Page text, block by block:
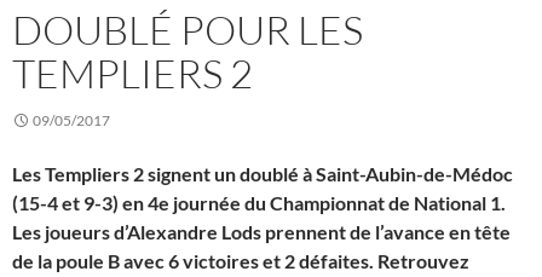
DOUBLÉ POUR LES
TEMPLIERS 2
09/05/2017
Les Templiers 2 signent un doublé à Saint-Aubin-de-Médoc
(15-4 et 9-3) en 4e journée du Championnat de National 1.
Les joueurs d’Alexandre Lods prennent de l’avance en tête
de la poule B avec 6 victoires et 2 défaites. Retrouvez